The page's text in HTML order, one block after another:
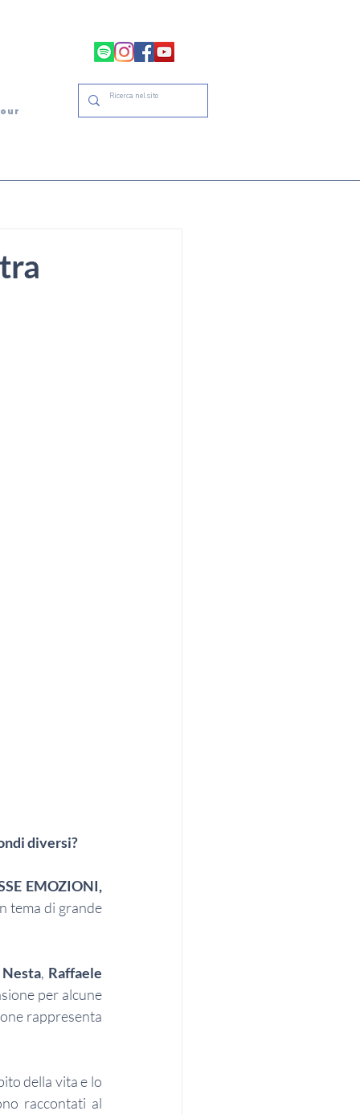
diversi?
EMOZIONI,
tema di grande
, Raffaele
per alcune
rappresenta
della vita e lo
raccontati al